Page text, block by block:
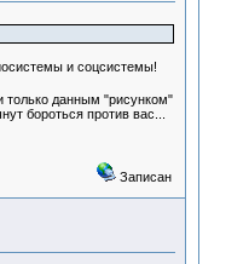
и соцсистемы!
только данным "рисунком"
бороться против вас...
Записан